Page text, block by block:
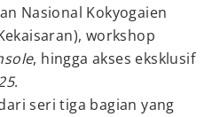
Nasional Kokyogaien
workshop
, hingga akses eksklusif
.
seri tiga bagian yang